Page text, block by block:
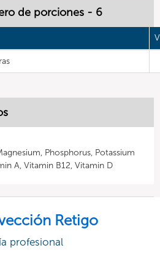
de porciones - 6
Phosphorus, Potassium
A, Vitamin B12, Vitamin D
Retigo
profesional